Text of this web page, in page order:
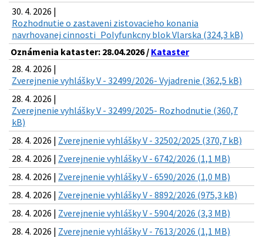
30. 4. 2026 |
Rozhodnutie o zastaveni zistovacieho konania
navrhovanej cinnosti_Polyfunkcny blok Vlarska (324,3 kB)
Oznámenia kataster: 28.04.2026 / Kataster
28. 4. 2026 |
Zverejnenie vyhlášky V - 32499/2026- Vyjadrenie (362,5 kB)
28. 4. 2026 |
Zverejnenie vyhlášky V - 32499/2025- Rozhodnutie (360,7
kB)
28. 4. 2026 | Zverejnenie vyhlášky V - 32502/2025 (370,7 kB)
28. 4. 2026 | Zverejnenie vyhlášky V - 6742/2026 (1,1 MB)
28. 4. 2026 | Zverejnenie vyhlášky V - 6590/2026 (1,0 MB)
28. 4. 2026 | Zverejnenie vyhlášky V - 8892/2026 (975,3 kB)
28. 4. 2026 | Zverejnenie vyhlášky V - 5904/2026 (3,3 MB)
28. 4. 2026 | Zverejnenie vyhlášky V - 7613/2026 (1,1 MB)